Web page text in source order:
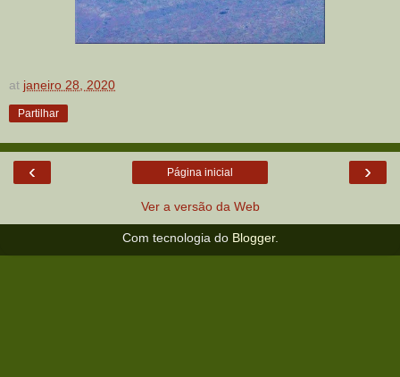
at janeiro 28, 2020
Partilhar
‹ ›
Página inicial
Ver a versão da Web
Com tecnologia do Blogger.